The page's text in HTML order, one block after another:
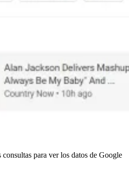
para ver los datos de Google